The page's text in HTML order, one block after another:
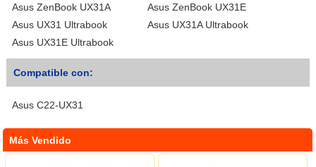
Asus ZenBook UX31A
Asus ZenBook UX31E
Asus UX31 Ultrabook
Asus UX31A Ultrabook
Asus UX31E Ultrabook
Compatible con:
Asus C22-UX31
Más Vendido